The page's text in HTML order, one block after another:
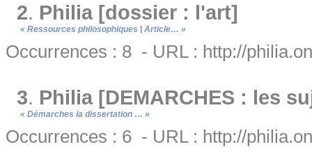
2. Philia [dossier : l'art]
« Ressources philosophiques | Article… »
Occurrences : 8 - URL : http://
3. Philia [DEMARCHES : les
« Démarches la dissertation … »
Occurrences : 6 - URL : http://